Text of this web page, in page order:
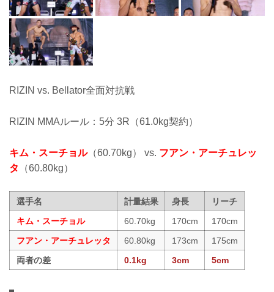
RIZIN vs. Bellator全面対抗戦
RIZIN MMAルール：5分 3R（61.0kg契約）
キム・スーチョル（60.70kg） vs. フアン・アーチュレッ
タ
（60.80kg）
選手名 計量結果 身長
リーチ
キム・スーチョル
60.70kg 170cm
170cm
フアン・アーチュレッタ
60.80kg 173cm
175cm
両者の差
0.1kg 3cm 5cm